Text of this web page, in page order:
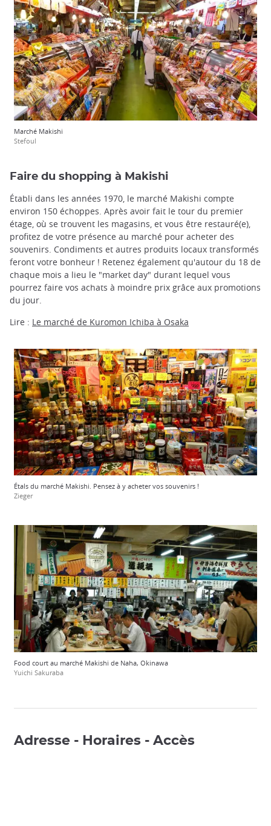
Marché Makishi
Stefoul
Faire du shopping à Makishi
Établi dans les années 1970, le marché Makishi compte
environ 150 échoppes. Après avoir fait le tour du premier
étage, où se trouvent les magasins, et vous être restauré(e),
profitez de votre présence au marché pour acheter des
souvenirs. Condiments et autres produits locaux transformés
feront votre bonheur ! Retenez également qu'autour du 18 de
chaque mois a lieu le "market day" durant lequel vous
pourrez faire vos achats à moindre prix grâce aux promotions
du jour.
Lire : Le marché de Kuromon Ichiba à Osaka
Étals du marché Makishi. Pensez à y acheter vos souvenirs !
Zieger
Food court au marché Makishi de Naha, Okinawa
Yuichi Sakuraba
Adresse - Horaires - Accès